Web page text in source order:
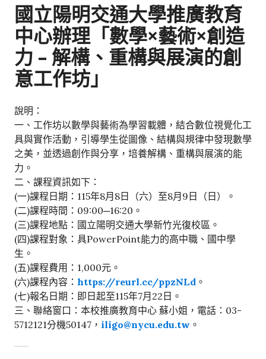
國立陽明交通大學推廣教育
中心辦理「數學×藝術×創造
力 – 解構、重構與展演的創
意工作坊」
說明：
一、工作坊以數學與藝術為學習載體，結合數位視覺化工
具與實作活動，引導學生從圖像、結構與規律中發現數學
之美，並透過創作與分享，培養解構、重構與展演的能
力。
二、課程資訊如下：
(一)課程日期：115年8月8日（六）至8月9日（日）。
(二)課程時間：09:00─16:20。
(三)課程地點：國立陽明交通大學新竹光復校區。
(四)課程對象：具PowerPoint能力的高中職、國中學
生。
(五)課程費用：1,000元。
(六)課程內容： https://reurl.cc/ppzNLd 。
(七)報名日期：即日起至115年7月22日。
三、聯絡窗口：本校推廣教育中心 蘇小姐，電話：03-
5712121分機50147， iligo@nycu.edu.tw 。